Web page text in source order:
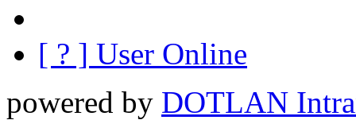
[ ? ] User Online
powered by DOTLAN